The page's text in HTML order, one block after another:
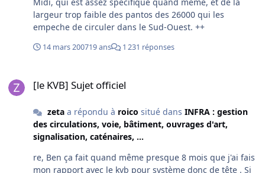
Si tu en as, c'est quoi? Jack Russel Terrier 1-Ta chanson
préférée? toute les année 80/90 2-Ta ville préférée? Lyon
3-Le temps météorologique que tu préféres? froid et
humide comme chez moi 4-Tu aimes quand il pleut? un
Anderson? j'aime pas trop les bimbos 8-Aimes tu Jean
(Tous? ...) 9-Aimes tu regarder la télévision? pas du tout
10-Tu est raleur (euse)? tout le temps 11-Tu est calme?
quand j'y arrive 12-Tu est enceinte? heu...
parents? conflictuel et adoré 14-Aimes tu Paris? ...
(bruits de vomissements et de diarées) ... 15-Tu me vois
largeur trop faible des pantos des 26000 qui les
empeche de circuler dans le Sud-Ouest. ++
14 mars 200719 ans 1 231 réponses
[le KVB] Sujet officiel
zetaa répondu à roico situé dans INFRA : gestion
des circulations, voie, bâtiment, ouvrages d'art,
signalisation, caténaires, ...
re, Ben ça fait quand même presque 8 mois que j'ai fais
mon rapport avec le kvb pour système donc de tête . Si